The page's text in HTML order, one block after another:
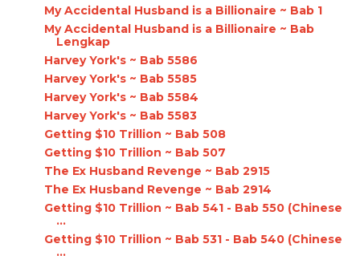
My Accidental Husband is a Billionaire ~ Bab 1
My Accidental Husband is a Billionaire ~ Bab
Lengkap
Harvey York's ~ Bab 5586
Harvey York's ~ Bab 5585
Harvey York's ~ Bab 5584
Harvey York's ~ Bab 5583
Getting $10 Trillion ~ Bab 508
Getting $10 Trillion ~ Bab 507
The Ex Husband Revenge ~ Bab 2915
The Ex Husband Revenge ~ Bab 2914
Getting $10 Trillion ~ Bab 541 - Bab 550 (Chinese
...
Getting $10 Trillion ~ Bab 531 - Bab 540 (Chinese
...